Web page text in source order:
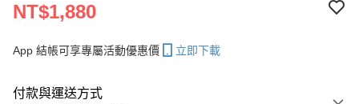
NT$1,880
App 結帳可享專屬活動優惠價 立即下載
付款與運送方式